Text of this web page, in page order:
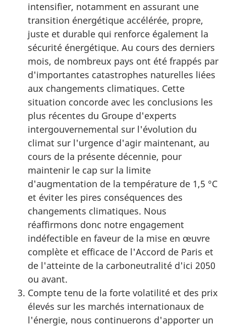
intensifier, notamment en assurant une
transition énergétique accélérée, propre,
juste et durable qui renforce également la
sécurité énergétique. Au cours des derniers
mois, de nombreux pays ont été frappés par
d'importantes catastrophes naturelles liées
aux changements climatiques. Cette
situation concorde avec les conclusions les
plus récentes du Groupe d'experts
intergouvernemental sur l'évolution du
climat sur l'urgence d'agir maintenant, au
cours de la présente décennie, pour
maintenir le cap sur la limite
d'augmentation de la température de 1,5 °C
et éviter les pires conséquences des
changements climatiques. Nous
réaffirmons donc notre engagement
indéfectible en faveur de la mise en œuvre
complète et efficace de l'Accord de Paris et
de l'atteinte de la carboneutralité d'ici 2050
ou avant.
Compte tenu de la forte volatilité et des prix
élevés sur les marchés internationaux de
l'énergie, nous continuerons d'apporter un